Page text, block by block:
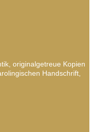
originalgetreue Kopien
Handschrift,